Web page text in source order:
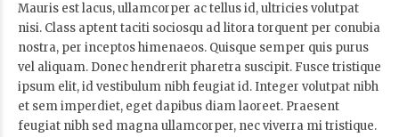
Mauris est lacus, ullamcorper ac tellus id, ultricies volutpat
nisi. Class aptent taciti sociosqu ad litora torquent per conubia
nostra, per inceptos himenaeos. Quisque semper quis purus
vel aliquam. Donec hendrerit pharetra suscipit. Fusce tristique
ipsum elit, id vestibulum nibh feugiat id. Integer volutpat nibh
et sem imperdiet, eget dapibus diam laoreet. Praesent
feugiat nibh sed magna ullamcorper, nec viverra mi tristique.